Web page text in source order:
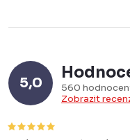
5,0
560
Zobrazit